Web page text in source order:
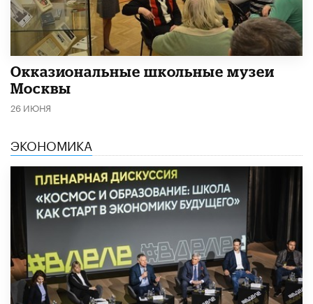
​Окказиональные школьные музеи
Москвы
26 ИЮНЯ
ЭКОНОМИКА